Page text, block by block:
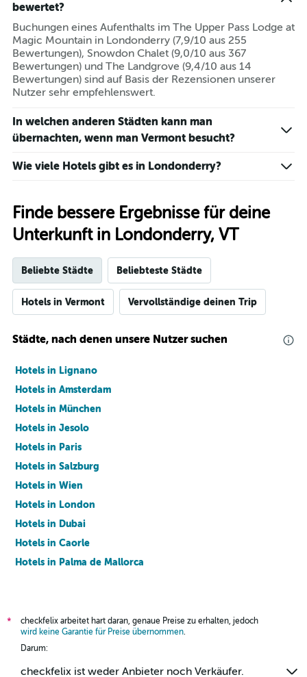
bewertet?
Buchungen eines Aufenthalts im The Upper Pass Lodge at
Magic Mountain in Londonderry (7,9/10 aus 255
Bewertungen), Snowdon Chalet (9,0/10 aus 367
Bewertungen) und The Landgrove (9,4/10 aus 14
Bewertungen) sind auf Basis der Rezensionen unserer
Nutzer sehr empfehlenswert.
In welchen anderen Städten kann man
übernachten, wenn man Vermont besucht?
Wie viele Hotels gibt es in Londonderry?
Finde bessere Ergebnisse für deine
Unterkunft in Londonderry, VT
Beliebte Städte Beliebteste Städte
Hotels in Vermont Vervollständige deinen Trip
Städte, nach denen unsere Nutzer suchen
Hotels in Lignano
Hotels in Amsterdam
Hotels in München
Hotels in Jesolo
Hotels in Paris
Hotels in Salzburg
Hotels in Wien
Hotels in London
Hotels in Dubai
Hotels in Caorle
Hotels in Palma de Mallorca
*
checkfelix arbeitet hart daran, genaue Preise zu erhalten, jedoch
wird keine Garantie für Preise übernommen.
Darum:
checkfelix ist weder Anbieter noch Verkäufer.